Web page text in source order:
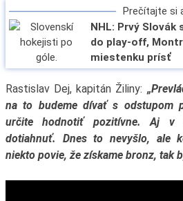
Prečítajte si
NHL: Prvý
do play-off,
miestenku prísť
Rastislav Dej, kapitán Žiliny:
na to budeme dívať s odstupom
určite hodnotiť pozitívne. Aj v
dotiahnuť. Dnes to nevyšlo, ale
niekto povie, že získame bronz, tak